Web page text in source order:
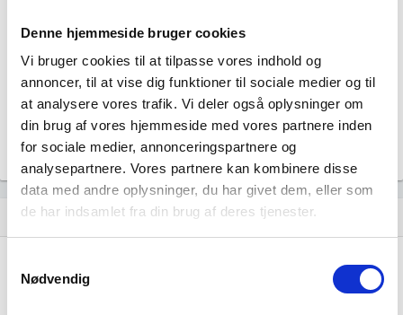
Denne hjemmeside bruger cookies
Vi bruger cookies til at tilpasse vores indhold og
annoncer, til at vise dig funktioner til sociale medier og til
at analysere vores trafik. Vi deler også oplysninger om
din brug af vores hjemmeside med vores partnere inden
for sociale medier, annonceringspartnere og
analysepartnere. Vores partnere kan kombinere disse
data med andre oplysninger, du har givet dem, eller som
de har indsamlet fra din brug af deres tjenester.
Nødvendig
56
Beskæftigede kvinder i branchen
22
Beskæftigede mænd i branchen
Gå tilUdvidet brancheanalysefor historiske data.
bar_chart Nye og ophørte virksomheder pr. år